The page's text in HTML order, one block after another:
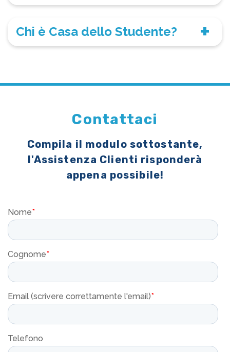
Chi è Casa dello Studente?
Contattaci
Compila il modulo sottostante,
l'Assistenza Clienti risponderà
appena possibile!